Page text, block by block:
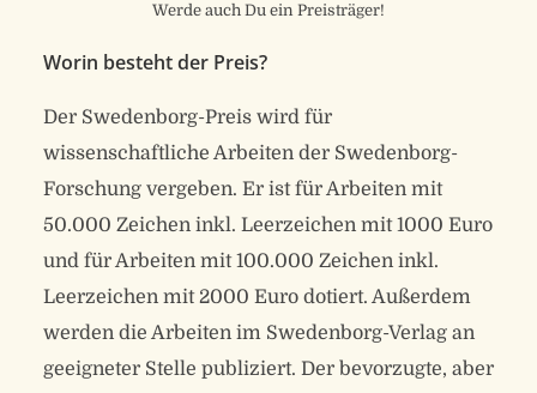
Werde auch Du ein Preisträger!
Worin besteht der Preis?
Der Swedenborg-Preis wird für
wissenschaftliche Arbeiten der Swedenborg-
Forschung vergeben. Er ist für Arbeiten mit
50.000 Zeichen inkl. Leerzeichen mit 1000 Euro
und für Arbeiten mit 100.000 Zeichen inkl.
Leerzeichen mit 2000 Euro dotiert. Außerdem
werden die Arbeiten im Swedenborg-Verlag an
geeigneter Stelle publiziert. Der bevorzugte, aber